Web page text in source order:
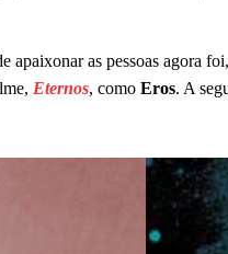
apaixonar as pessoas agora
Eternos, como Eros. A